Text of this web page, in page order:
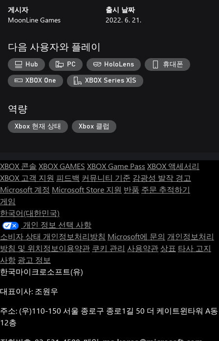
게시자
MoonLine Games
출시 날짜
2022. 6. 21.
다음 사용자와 플레이
Hub PC HoloLens 휴대폰
XBOX One XBOX Series X|S
역량
Xbox 현재 상태 Xbox 클럽
XBOX 콘솔 XBOX GAMES XBOX Game Pass XBOX 액세서리
XBOX 고객 지원 피드백 커뮤니티 기준 감광성 발작 경고
Microsoft 계정 Microsoft Store 지원 반품 주문 추적하기
게임
한국어(대한민국)
개인 정보 선택 사항
소비자 상태 개인정보처리방침 Microsoft에 문의 개인정보처리
방침 및 위치정보이용약관 쿠키 관리 사용약관 상표 타사 고지
사항 광고 정보
한국마이크로소프트(유)
대표이사: 조원우
주소: (우)110-150 서울 종로구 종로1길 50 더 케이트윈타워 A동
12층